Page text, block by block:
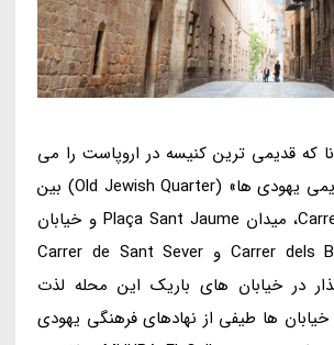
که قدیمی ترین کنیسه در اروپاست را می
توان در «محله قدیمی یهودی ها» (Old Jewish Quarter) بین
خیابان Carrer del Call، میدان Plaça Sant Jaume و خیابان
های Carrer dels Banys Nous و Carrer de Sant Sever
در خیابان های باریک این محله لذت
ها طیفی از نهادهای فرهنگی یهودی